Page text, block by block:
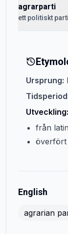
agrarparti
ett politiskt
Ursprung:
Utveckling:
från
överfört
English
agrarian